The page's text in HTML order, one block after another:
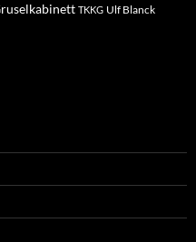
TKKG Ulf Blanck